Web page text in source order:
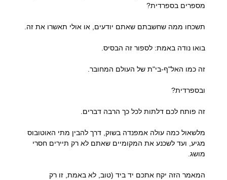
מספרים בספרדית?
תשכחו ממה שחשבתם שאתם יודעים, או אולי תאשרו את זה.
בואו נודה באמת: לספור זה הבסיס.
זה כמו האל"ף-בי"ת של העולם המחובר.
ובספרדית?
זה פותח לכם דלתות לכל כך הרבה דברים.
מלשאול כמה עולה אמפנדה בשוק, דרך להבין מתי האוטובוס
מגיע, ועד לשכנע את המקומיים שאתם לא רק תיירים חסרי
מושג.
המאמר הזה יקח אתכם יד ביד (טוב, לא באמת, זו רק